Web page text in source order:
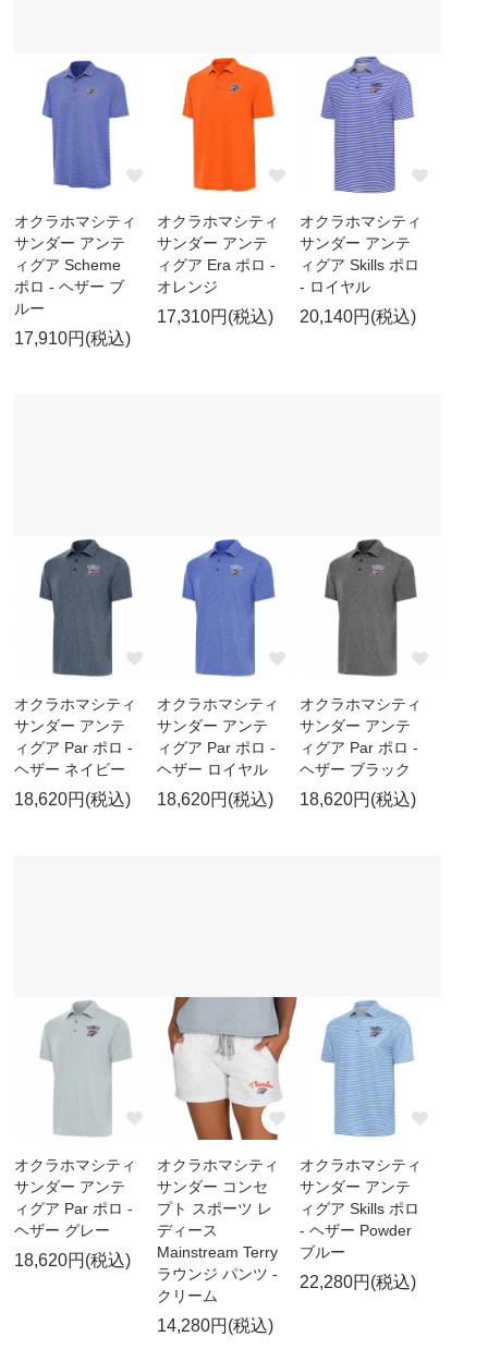
オクラホマシティ
サンダー アンテ
ィグア Scheme
ポロ - ヘザー ブ
ルー
17,910円(税込)
オクラホマシティ
サンダー アンテ
ィグア Era ポロ -
オレンジ
17,310円(税込)
オクラホマシティ
サンダー アンテ
ィグア Skills ポロ
- ロイヤル
20,140円(税込)
オクラホマシティ
サンダー アンテ
ィグア Par ポロ -
ヘザー ネイビー
18,620円(税込)
オクラホマシティ
サンダー アンテ
ィグア Par ポロ -
ヘザー ロイヤル
18,620円(税込)
オクラホマシティ
サンダー アンテ
ィグア Par ポロ -
ヘザー ブラック
18,620円(税込)
オクラホマシティ
サンダー アンテ
ィグア Par ポロ -
ヘザー グレー
18,620円(税込)
オクラホマシティ
サンダー コンセ
プト スポーツ レ
ディース
Mainstream Terry
ラウンジ パンツ -
クリーム
14,280円(税込)
オクラホマシティ
サンダー アンテ
ィグア Skills ポロ
- ヘザー Powder
ブルー
22,280円(税込)